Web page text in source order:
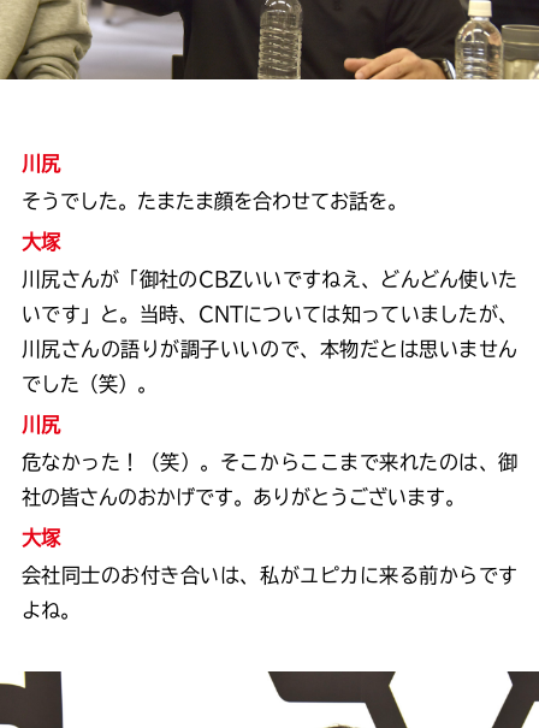
川尻
そうでした。たまたま顔を合わせてお話を。
大塚
川尻さんが「御社のCBZいいですねえ、どんどん使いた
いです」と。当時、CNTについては知っていましたが、
川尻さんの語りが調子いいので、本物だとは思いません
でした（笑）。
川尻
危なかった！（笑）。そこからここまで来れたのは、御
社の皆さんのおかげです。ありがとうございます。
大塚
会社同士のお付き合いは、私がユピカに来る前からです
よね。